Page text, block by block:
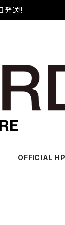
発送!!
OFFICIAL HP